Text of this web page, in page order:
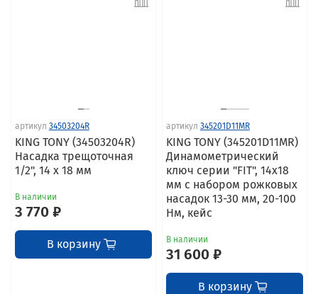
артикул 34503204R
KING TONY (34503204R)
Насадка трещоточная
1/2", 14 х 18 мм
В наличии
3 770 ₽
В корзину
артикул 345201D11MR
KING TONY (345201D11MR)
Динамометрический
ключ серии "FIT", 14х18
мм с набором рожковых
насадок 13-30 мм, 20-100
Нм, кейс
В наличии
31 600 ₽
В корзину